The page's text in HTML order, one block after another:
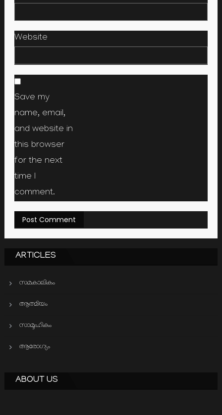
Website
Save my
name, email,
and website in
this browser
for the next
time I
comment.
ARTICLES
സമകാലികം
ആത്മിയം
സാമൂഹികം
ആരോഗ്യം
ABOUT US